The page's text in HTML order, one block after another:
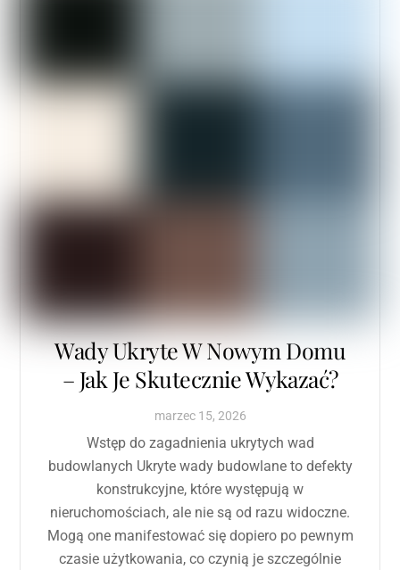
Wady Ukryte W Nowym Domu
– Jak Je Skutecznie Wykazać?
marzec 15, 2026
Wstęp do zagadnienia ukrytych wad
budowlanych Ukryte wady budowlane to defekty
konstrukcyjne, które występują w
nieruchomościach, ale nie są od razu widoczne.
Mogą one manifestować się dopiero po pewnym
czasie użytkowania, co czynią je szczególnie